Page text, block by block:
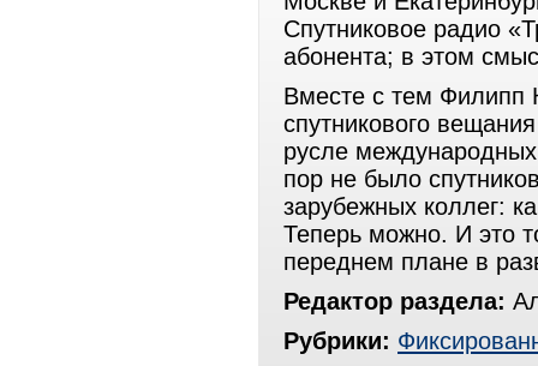
Спутниковое радио
абонента; в этом
Вместе с тем Филипп
спутникового
русле
пор не было
зарубежных коллег:
Теперь можно. И это
переднем плане в
Редактор раздела:
Рубрики: